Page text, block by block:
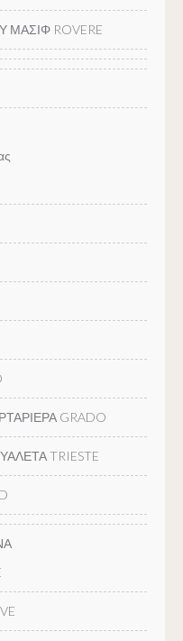
ΜΑΣΙΦ ROVERE
GRADO
TRIESTE